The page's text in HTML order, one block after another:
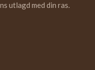
utlagd med din ras.